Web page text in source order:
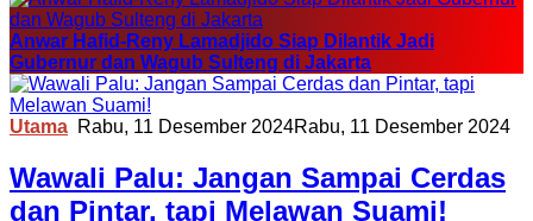
Anwar Hafid-Reny Lamadjido Siap Dilantik Jadi
Gubernur dan Wagub Sulteng di Jakarta
Utama Rabu, 11 Desember 2024Rabu, 11 Desember 2024
Wawali Palu: Jangan Sampai Cerdas
dan Pintar, tapi Melawan Suami!